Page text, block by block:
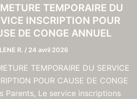
TEMPORAIRE DU
INSCRIPTION POUR
DE CONGE ANNUEL
R. / 24 avril 2026
TEMPORAIRE DU SERVICE
POUR CAUSE DE CONGE
Parents, Le service inscriptions